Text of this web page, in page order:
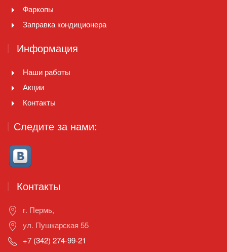
Фаркопы
Заправка кондиционера
Информация
Наши работы
Акции
Контакты
Следите за нами:
Контакты
г. Пермь,
ул. Пушкарская 55
+7 (342) 274-99-21